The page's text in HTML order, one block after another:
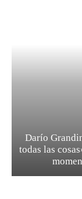
Darío
todas las